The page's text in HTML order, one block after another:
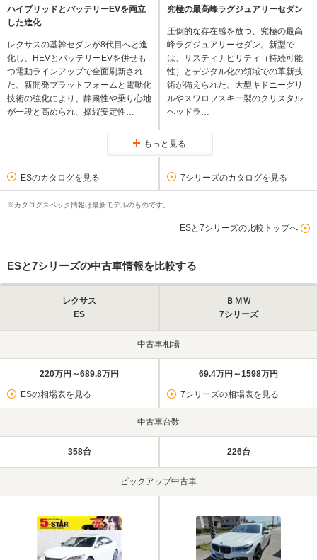
ハイブリッドとバッテリーEVを両立
した進化
レクサスの基幹セダンが8代目へと進
化し、HEVとバッテリーEVを併せも
つ電動ラインアップで全面刷新され
た。新開発プラットフォームと電動化
技術の強化により、静粛性や乗り心地
が一段と高められ、操縦安定性…
究極の最高峰ラグジュアリーセダン
圧倒的な存在感を放つ、究極の最高
峰ラグジュアリーセダン。新型で
は、サスティナビリティ（持続可能
性）とデジタル化の領域での革新技
術が備えられた。大型キドニーグリ
ルやスワロフスキー製のクリスタル
ヘッドラ…
もっと見る
ESのカタログを見る 7シリーズのカタログを見る
※カタログスペック情報は最新モデルのものです。
ESと7シリーズの比較トップへ
ESと7シリーズの中古車情報を比較する
レクサス
ES
ＢＭＷ
7シリーズ
中古車相場
220万円～689.8万円
ESの相場表を見る
69.4万円～1598万円
7シリーズの相場表を見る
中古車台数
358台 226台
ピックアップ中古車